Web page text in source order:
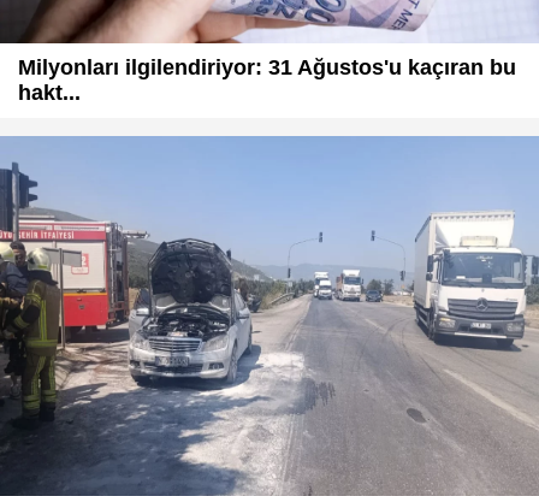
Milyonları ilgilendiriyor: 31 Ağustos'u kaçıran bu
hakt...